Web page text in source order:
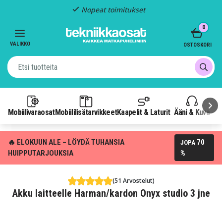
Nopeat toimitukset
VALIKKO
MobiilivaraosatMobiililisätarvikkeetKaapelit & Laturit Ääni & Kuva
0
OSTOSKORI
🔥 ELOKUUN ALE – LÖYDÄ TUHANSIA
HUIPPUTARJOUKSIA
JOPA 70
%
(51 Arvostelut)
Akku laitteelle Harman/kardon Onyx studio 3 jne